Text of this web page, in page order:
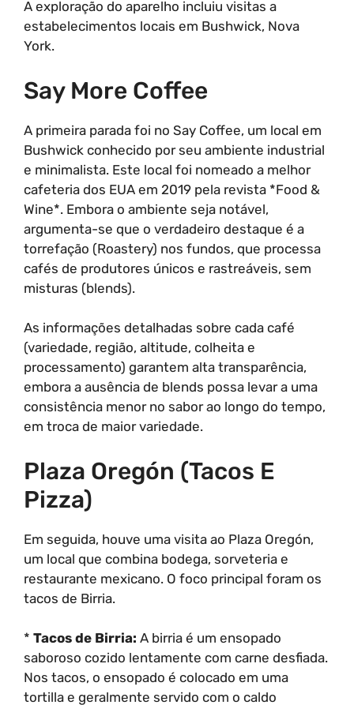
A exploração do aparelho incluiu visitas a
estabelecimentos locais em Bushwick, Nova
York.
Say More Coffee
A primeira parada foi no Say Coffee, um local em
Bushwick conhecido por seu ambiente industrial
e minimalista. Este local foi nomeado a melhor
cafeteria dos EUA em 2019 pela revista *Food &
Wine*. Embora o ambiente seja notável,
argumenta-se que o verdadeiro destaque é a
torrefação (Roastery) nos fundos, que processa
cafés de produtores únicos e rastreáveis, sem
misturas (blends).
As informações detalhadas sobre cada café
(variedade, região, altitude, colheita e
processamento) garantem alta transparência,
embora a ausência de blends possa levar a uma
consistência menor no sabor ao longo do tempo,
em troca de maior variedade.
Plaza Oregón (Tacos E
Pizza)
Em seguida, houve uma visita ao Plaza Oregón,
um local que combina bodega, sorveteria e
restaurante mexicano. O foco principal foram os
tacos de Birria.
* Tacos de Birria: A birria é um ensopado
saboroso cozido lentamente com carne desfiada.
Nos tacos, o ensopado é colocado em uma
tortilla e geralmente servido com o caldo